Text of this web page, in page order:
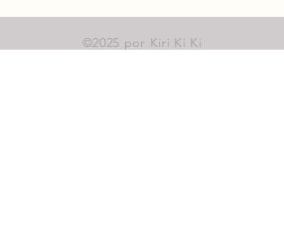
©2025 por Kiri Ki Ki